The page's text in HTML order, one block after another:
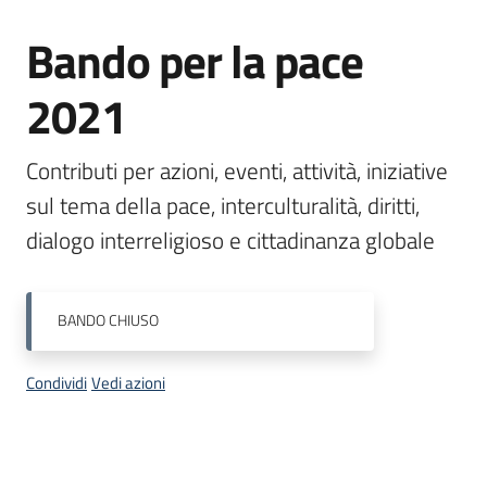
Novità
Servizi
Bandi
Piani
Programmi
Salta al contenuto
Bando per la pace
2021
Contributi per azioni, eventi, attività, iniziative
sul tema della pace, interculturalità, diritti,
dialogo interreligioso e cittadinanza globale
BANDOCHIUSO
CondividiVedi azioni